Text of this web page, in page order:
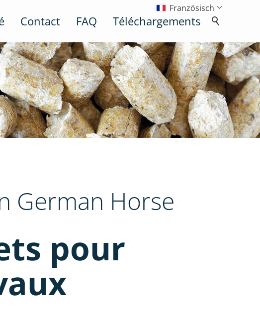
Französisch
Contact FAQ Téléchargements
German Horse
pour